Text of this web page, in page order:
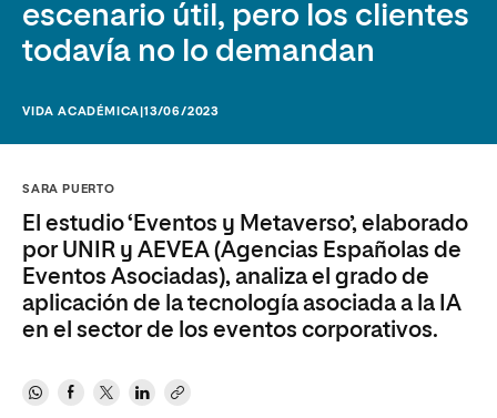
escenario útil, pero los clientes
todavía no lo demandan
VIDA ACADÉMICA |13/06/2023
SARA PUERTO
El estudio ‘Eventos y Metaverso’, elaborado
por UNIR y AEVEA (Agencias Españolas de
Eventos Asociadas), analiza el grado de
aplicación de la tecnología asociada a la IA
en el sector de los eventos corporativos.